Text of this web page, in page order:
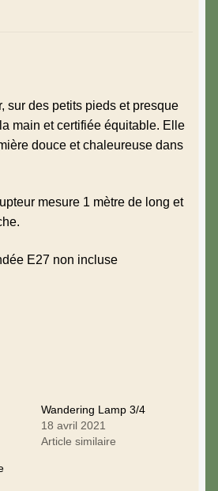
sur des petits pieds et presque
main et certifiée équitable. Elle
douce et chaleureuse dans
mesure 1 mètre de long et
E27 non incluse
Wandering Lamp 3/4
18 avril 2021
Article similaire